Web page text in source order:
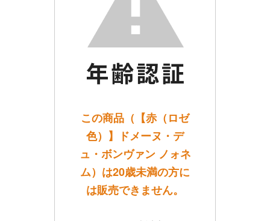
この商品（【赤（ロゼ
色）】ドメーヌ・デ
ュ・ボンヴァン ノォネ
ム）は20歳未満の方に
は販売できません。